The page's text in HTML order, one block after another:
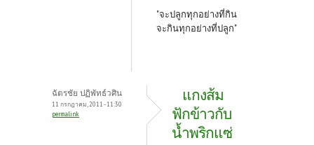
"จะปลูกทุกอย่างที่กิน
จะกินทุกอย่างที่ปลูก"
ฉัตรชัย ปฏิพัทธ์วศิน
11 กรกฎาคม, 2011 - 11:30
permalink
แกงส้ม
ฟักข้าวกับ
น้ำพริกแซ่